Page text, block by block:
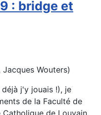
: bridge et
Wouters)
j'y jouais !), je
de la Faculté de